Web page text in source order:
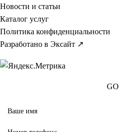
Новости и статьи
Каталог услуг
Политика конфиденциальности
Разработано в Эксайт ↗
GO